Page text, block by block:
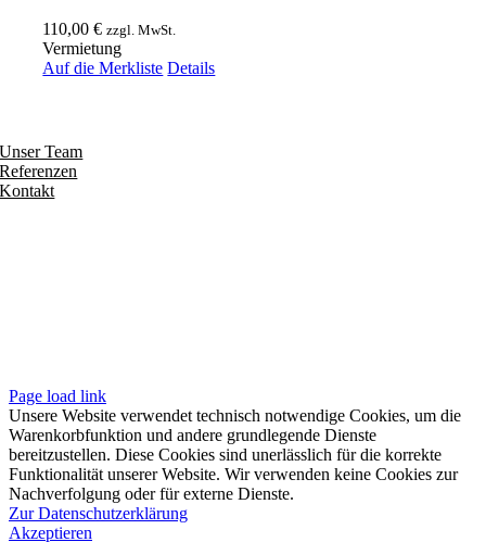
110,00€ zzgl. MwSt.
Vermietung
Auf die Merkliste Details
Unser Team
Referenzen
Kontakt
Page load link
Unsere Website verwendet technisch notwendige Cookies, um die
Warenkorbfunktion und andere grundlegende Dienste
bereitzustellen. Diese Cookies sind unerlässlich für die korrekte
Funktionalität unserer Website. Wir verwenden keine Cookies zur
Nachverfolgung oder für externe Dienste.
Zur Datenschutzerklärung
Akzeptieren